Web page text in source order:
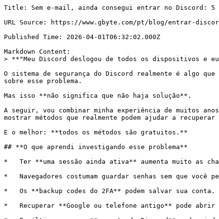
Title: Sem e-mail, ainda consegui entrar no Discord: 5 métodos para acessar sua conta

URL Source: https://www.gbyte.com/pt/blog/entrar-discord-sem-email

Published Time: 2026-04-01T06:32:02.000Z

Markdown Content:
> **"Meu Discord deslogou de todos os dispositivos e eu não lembro nem o e-mail nem a senha. Ainda dá para recuperar a conta?"**

O sistema de segurança do Discord realmente é algo que muita gente critica. Procurei bastante na internet e percebi que não existe um guia realmente completo e útil sobre esse problema.

Mas isso **não significa que não haja solução**.

A seguir, vou combinar minha experiência de muitos anos trabalhando com recuperação de dados e segurança da informação, junto com experiências reais de usuários, para mostrar métodos que realmente podem ajudar a recuperar uma conta do Discord mesmo quando e-mail, telefone e senha não funcionam mais.

E o melhor: **todos os métodos são gratuitos.**

## **O que aprendi investigando esse problema**

*   Ter **uma sessão ainda ativa** aumenta muito as chances de recuperar a conta.

*   Navegadores costumam guardar senhas sem que você perceba.

*   Os **backup codes do 2FA** podem salvar sua conta.

*   Recuperar **Google ou telefone antigo** pode abrir o acesso novamente.

*   Em último caso, o **suporte do Discord** pode ajudar — principalmente para usuários Nitro.

## Método 1: Procurar uma sessão ainda ativa (o truque mais subestimado)

Esse é sempre o **primeiro passo que eu verifico** quando alguém diz que perdeu acesso ao Discord.

Pode parecer simples, mas muitas vezes a conta **ainda está conectada em algum dispositivo antigo** e a pessoa nem lembra mais.

Procure principalmente em: celular antigo que não usa mais, tablet antigo, computador antigo ou notebook do trabalho, navegador...

### Se você encontrar um dispositivo ainda logado

1.   Abra **Configurações do usuário "⚙️"**

2.   Vá para **Minha conta**

3.   Tente **alterar o e-mail da conta**

![Image 1: alterar-email-discord.webp](https://resource.gbyte.com/20260401/large/alterar-email-discord.webp)

Se o Discord permitir a alteração, você basicamente **retoma o controle da conta na hora**. Depois disso basta criar um novo e-mail e atualizar seus dados de segurança.

> ❌ **Se infelizmente todos os dispositivos já estiverem deslogados:** ➡️ **vá direto para a segunda etapa (Método 2)**

## Método 2: verificar o gerenciador de senhas do navegador

Quando você criou a conta, é bem possível que a senha tenha sido **salva automaticamente no navegador ou no sistema do celular**, às vezes até sem você perceber

⚠️ Não descarte esse método achando que ele não vai funcionar. Leva **menos de 5 minutos.**

### Onde ver senhas salvas, por exemplo:

#### **Chrome:**

Três pontinhos no canto superior direto → senhas e preenchimento automático → Gerenciador de senhas do Google

![Image 2: gerenciador-senhas-google.webp](https://resource.gbyte.com/20260401/large/gerenciador-senhas-google.webp)

#### **Safari:**

Ajustes → Senhas → Inicie sessão com o Touch ID ou insira a senha da conta de usuário

![Image 3: gerenciador-senhas-safari.webp](https://resource.gbyte.com/20260401/large/gerenciador-senhas-safari.webp)

#### **Celular Apple:**

Abra aplicativo "Senhas"

![Image 4: gerenciador-senha-apple.webp](https://resource.gbyte.com/20260401/large/gerenciador-senha-apple.webp)

## Método 3: procurar os códigos de backup do Discord

Quando você ativa **2FA**, o Discord obriga você a baixar um arquivo com **códigos de backup**.

O arquivo normalmente se chama: `discord_backup_codes.txt`

![Image 5: codigo-backup-discord.webp](https://resource.gbyte.com/20260401/large/codigo-backup-discord.webp)

Tente procurar esse arquivo em: pasta **Downloads,** computador antigo, Google Drive, iCloud...

Se você **não encontrou os códigos de backup** nesses lugares, ainda existe uma última tentativa que alguns usuários de iPhone podem fazer.

Pela minha experiência trabalhando com recuperação de dados, muitas vezes arquivos importantes **foram apagados do dispositivo, mas ainda permanecem no armazenamento do iCloud por algum tempo**. Isso inclui capturas de tela ou fotos que podem conter informações importantes, como os **códigos de backup do Discord**.

Nesse caso, vale tentar usar uma ferramenta de recuperação de dados. Entre os softwares que já testei, **o**[**Gbyte Recovery**](https://www.gbyte.com/pt/features/iphone-photo-recovery) costuma ter uma taxa de sucesso bem alta quando o objetivo é recuperar fotos ou arquivos apagados do iPhone.

Você pode tentar da seguinte forma:

1.   **Baixe e instale o Gbyte Recovery** ou utilize a **versão web**, que funciona sem instalação.

1.   **Faça login com sua conta Apple** para acessar os dados sincronizados com o iCloud.

2.   Selecione a opção **“Fotos”** e inicie uma **varredura profunda**.

3.   Depois da análise, procure por **capturas de tela ou fotos antigas** que possam conter os **códigos de backup do Discord**.

## Método 4: tentar recuperar a conta Google vinculada

Se o seu Discord estava ligado a um **Gmail**, às vezes o problema não está no Discord — está no **acesso ao Google**.

Nessa situação, em vez de tentar recuperar o Discord diretamente, pode ser mais eficaz **recuperar primeiro a conta Google**. Depois que você voltar a ter acesso ao Gmail, normalmente consegue redefinir a senha do Discord sem dificuldade.

Para isso, vá até a página oficial de recuperação do Google e siga o processo de verificação.

> **Mais detalhes acesse**[**Suporte do Google**](https://support.google.com/accounts/answer/183723?hl=pt-BR&vid=0-815129414274-1488367569359&sjid=895129729264313126-NC&co=GENIE.Platform%3DDesktop&oco=1#zippy=%2Cn%C3%A3o-%C3%A9-poss%C3%ADvel-fazer-login)

Uma dica importante: tente fazer a recuperação **no mesmo computador ou celular que você costumava usar para acessar o Gmail**. Isso aumenta bastante as chances de aprovação.

Se você conseguir recuperar o acesso ao Google, basta voltar ao Discord e usar a opção **“Esqueci minha senha”** para redefinir o login normalmente.

## Método 5: entrar em contato com o suporte oficial do Discord

Se você já tentou todos os métodos anteriores e **não conseguiu acessar a conta**, além de também não ter os códigos de backup do 2FA, então a única opção que resta é **entrar em contato com o suporte oficial do